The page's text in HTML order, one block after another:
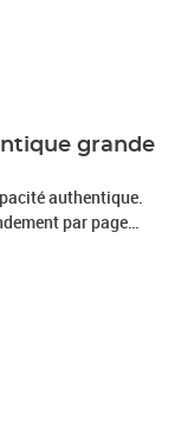
grande
authentique.
par page